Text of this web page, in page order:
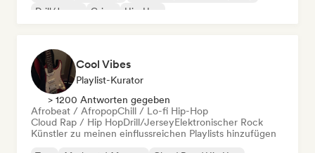
Drill/Jersey
Grime Hip-Hop
Cool Vibes
Playlist-Kurator
> 1200 Antworten gegeben
Afrobeat / AfropopChill / Lo-fi Hip-Hop
Cloud Rap / Hip HopDrill/JerseyElektronischer Rock
Künstler zu meinen einflussreichen Playlists hinzufügen